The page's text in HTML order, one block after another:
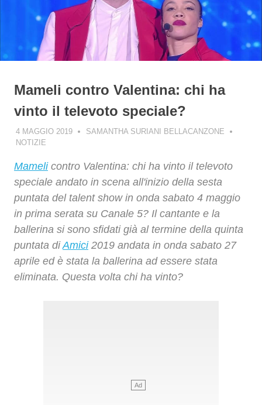
Mameli contro Valentina: chi ha
vinto il televoto speciale?
4 MAGGIO 2019
SAMANTHA SURIANI BELLACANZONE
NOTIZIE
Mamelicontro Valentina: chi ha vinto il televoto
speciale andato in scena all'inizio della sesta
puntata del talent show in onda sabato 4 maggio
in prima serata su Canale 5? Il cantante e la
ballerina si sono sfidati già al termine della quinta
puntata diAmici2019 andata in onda sabato 27
aprile ed è stata la ballerina ad essere stata
eliminata. Questa volta chi ha vinto?